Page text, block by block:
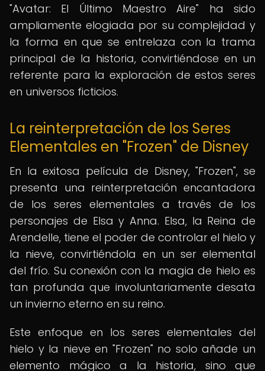
"Avatar: El Último Maestro Aire" ha sido
ampliamente elogiada por su complejidad y
la forma en que se entrelaza con la trama
principal de la historia, convirtiéndose en un
referente para la exploración de estos seres
en universos ficticios.
La reinterpretación de los Seres
Elementales en "Frozen" de Disney
En la exitosa película de Disney, "Frozen", se
presenta una reinterpretación encantadora
de los seres elementales a través de los
personajes de Elsa y Anna. Elsa, la Reina de
Arendelle, tiene el poder de controlar el hielo y
la nieve, convirtiéndola en un ser elemental
del frío. Su conexión con la magia de hielo es
tan profunda que involuntariamente desata
un invierno eterno en su reino.
Este enfoque en los seres elementales del
hielo y la nieve en "Frozen" no solo añade un
elemento mágico a la historia, sino que